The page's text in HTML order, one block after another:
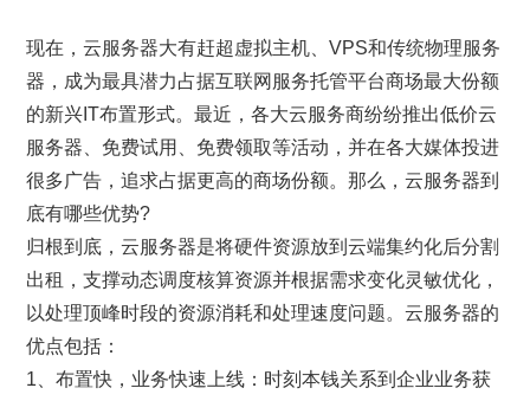
现在，云服务器大有赶超虚拟主机、VPS和传统物理服务
器，成为最具潜力占据互联网服务托管平台商场最大份额
的新兴IT布置形式。最近，各大云服务商纷纷推出低价云
服务器、免费试用、免费领取等活动，并在各大媒体投进
很多广告，追求占据更高的商场份额。那么，云服务器到
底有哪些优势?
归根到底，云服务器是将硬件资源放到云端集约化后分割
出租，支撑动态调度核算资源并根据需求变化灵敏优化，
以处理顶峰时段的资源消耗和处理速度问题。云服务器的
优点包括：
1、布置快，业务快速上线：时刻本钱关系到企业业务获